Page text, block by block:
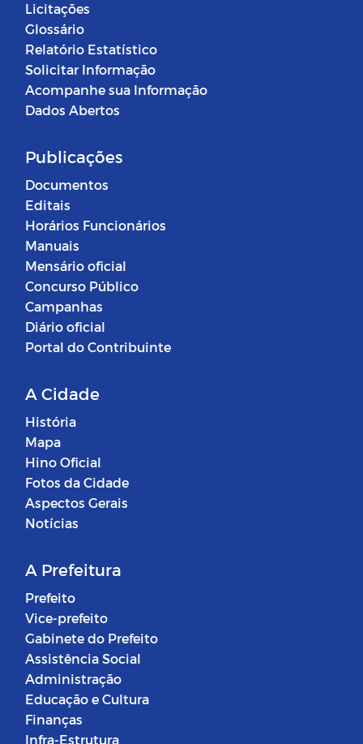
Licitações
Glossário
Relatório Estatístico
Solicitar Informação
Acompanhe sua Informação
Dados Abertos
Publicações
Documentos
Editais
Horários Funcionários
Manuais
Mensário oficial
Concurso Público
Campanhas
Diário oficial
Portal do Contribuinte
A Cidade
História
Mapa
Hino Oficial
Fotos da Cidade
Aspectos Gerais
Notícias
A Prefeitura
Prefeito
Vice-prefeito
Gabinete do Prefeito
Assistência Social
Administração
Educação e Cultura
Finanças
Infra-Estrutura